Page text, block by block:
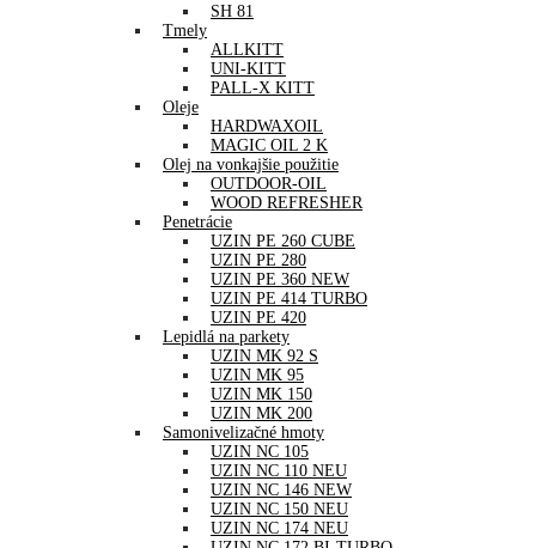
SH 81
Tmely
ALLKITT
UNI-KITT
PALL-X KITT
Oleje
HARDWAXOIL
MAGIC OIL 2 K
Olej na vonkajšie použitie
OUTDOOR-OIL
WOOD REFRESHER
Penetrácie
UZIN PE 260 CUBE
UZIN PE 280
UZIN PE 360 NEW
UZIN PE 414 TURBO
UZIN PE 420
Lepidlá na parkety
UZIN MK 92 S
UZIN MK 95
UZIN MK 150
UZIN MK 200
Samonivelizačné hmoty
UZIN NC 105
UZIN NC 110 NEU
UZIN NC 146 NEW
UZIN NC 150 NEU
UZIN NC 174 NEU